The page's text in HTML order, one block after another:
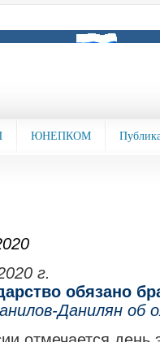
ЮНЕПКОМ
г.
обязано
Данилян об